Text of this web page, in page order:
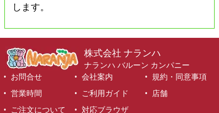
します。
株式会社 ナランハ
ナランハ バルーン カンパニー
お問合せ
会社案内
規約・同意事項
営業時間
ご利用ガイド
店舗
ご注文について
対応ブラウザ